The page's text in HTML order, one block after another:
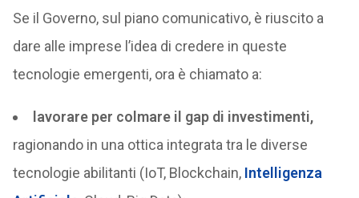
Se il Governo, sul piano comunicativo, è riuscito a
dare alle imprese l’idea di credere in queste
tecnologie emergenti, ora è chiamato a:
lavorare per colmare il gap di investimenti,
ragionando in una ottica integrata tra le diverse
tecnologie abilitanti (IoT, Blockchain, Intelligenza